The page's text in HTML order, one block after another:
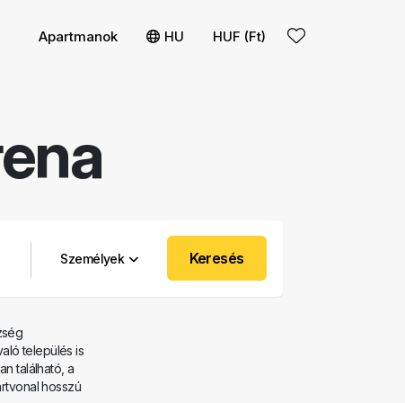
Apartmanok HU HUF (Ft)
Személyek Keresés
település is
található, a
hosszú